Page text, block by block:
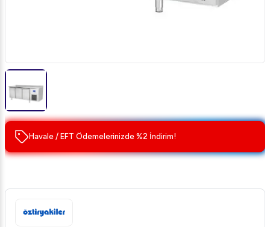
Havale / EFT Ödemelerinizde %2 İndirim!